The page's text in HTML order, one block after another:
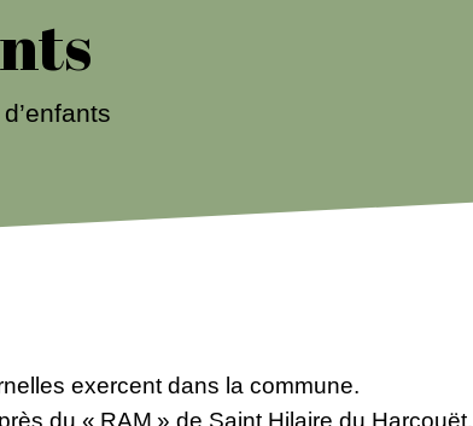
exercent dans la commune.
du « RAM » de Saint Hilaire du Harcouët.